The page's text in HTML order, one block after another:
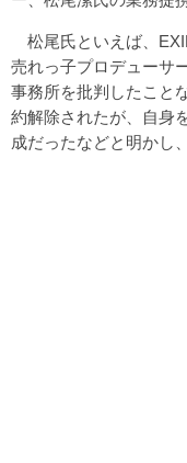
松尾氏といえば、
売れっ子プロデューサ
事務所を批判したこと
約解除されたが、自身
成だったなどと明かし